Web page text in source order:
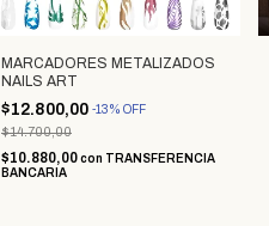
MARCADORES METALIZADOS
NAILS ART
$12.800,00 -13% OFF
$14.700,00
$10.880,00con TRANSFERENCIA
BANCARIA